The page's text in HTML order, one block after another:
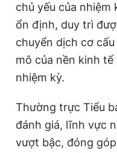
chủ yếu của
ổn định, duy trì
chuyển dịch cơ
mô của nền kinh tế
nhiệm kỳ.
Thường trực Tiểu
đánh giá, lĩnh vực
vượt bậc, đóng